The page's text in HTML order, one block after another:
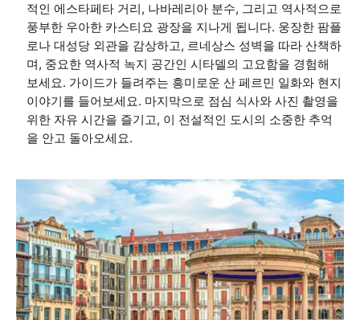
적인 에스타페타 거리, 나바레리아 분수, 그리고 역사적으로
풍부한 우아한 카스티요 광장을 지나게 됩니다. 웅장한 팜플
로나 대성당 외관을 감상하고, 르네상스 성벽을 따라 산책하
며, 중요한 역사적 녹지 공간인 시타델의 고요함을 경험해
보세요. 가이드가 들려주는 흥미로운 산 페르민 일화와 현지
이야기를 들어보세요. 마지막으로 점심 식사와 사진 촬영을
위한 자유 시간을 즐기고, 이 전설적인 도시의 소중한 추억
을 안고 돌아오세요.